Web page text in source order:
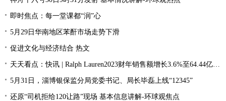
即时焦点：每一堂课都“润”心
5月29日华南地区苯酐市场走势下滑
促进文化与经济结合 热文
天天看点：快讯 | Ralph Lauren2023财年销售额增长3.6%至64.44亿美元
5月31日，淄博银保监分局党委书记、局长毕磊上线“12345”
还原“司机拒给120让路”现场 基本信息讲解-环球观焦点